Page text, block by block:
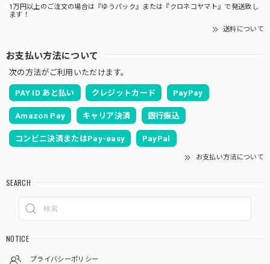
1万円以上のご注文の場合は『ゆうパック』または『クロネコヤマト』で発送致し
ます！
送料について
お支払い方法について
次の方法がご利用いただけます。
PAY ID あと払い クレジットカード PayPay
Amazon Pay キャリア決済 銀行振込
コンビニ決済またはPay-easy PayPal
お支払い方法について
SEARCH
NOTICE
プライバシーポリシー